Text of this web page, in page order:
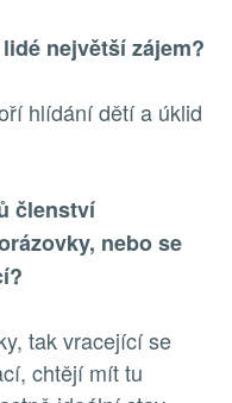
největší zájem?
hlídání dětí a úklid
členství
nebo se
tak vracející se
chtějí mít tu